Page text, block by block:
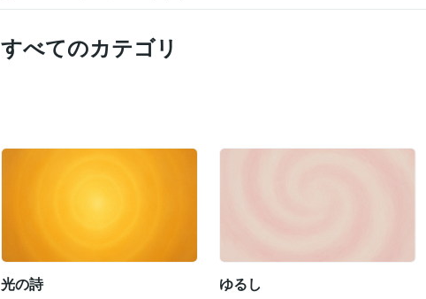
すべてのカテゴリ
光の詩 ゆるし